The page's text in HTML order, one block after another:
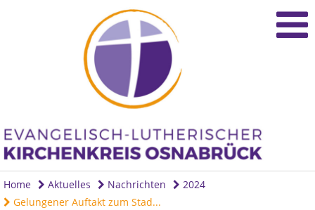
Home Aktuelles Nachrichten
2024
Gelungener Auftakt zum Stad...